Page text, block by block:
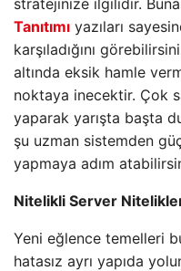
stratejinize ilgilidir.
Tanıtımı yazıları
karşıladığını
altında eksik hamle
noktaya inecektir. Çok
yaparak yarışta başta
şu uzman sistemden
yapmaya adım
Nitelikli Server
Yeni eğlence temelleri
hatasız ayrı yapıda